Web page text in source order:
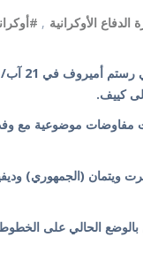
الدفاع الأوكرانية ,
كييف/
كييف.
موضوعية مع وفد
ويتمان (الجمهوري)
بالوضع الحالي على